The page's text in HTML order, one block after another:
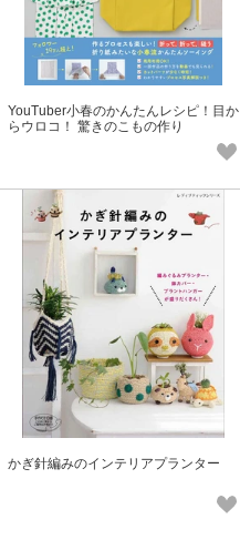
YouTuber小春のかんたんレシピ！目か
らウロコ！ 驚きのこもの作り
かぎ針編みのインテリアプランター